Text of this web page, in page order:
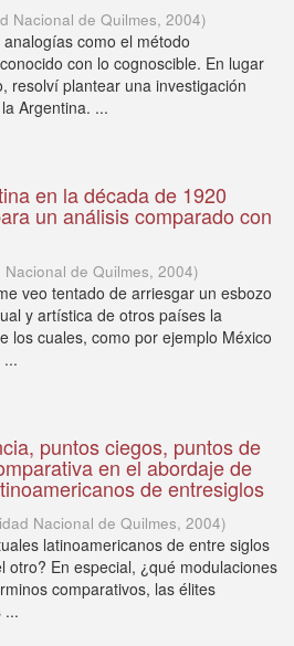
Nacional de Quilmes, 2004)
como el método
con lo cognoscible. En lugar
resolví plantear una investigación
Argentina. ...
en la década de 1920
un análisis comparado con
Nacional de Quilmes, 2004)
veo tentado de arriesgar un esbozo
y artística de otros países la
los cuales, como por ejemplo México
puntos ciegos, puntos de
en el abordaje de
de entresiglos
Nacional de Quilmes, 2004)
latinoamericanos de entre siglos
otro? En especial, ¿qué modulaciones
comparativos, las élites
...